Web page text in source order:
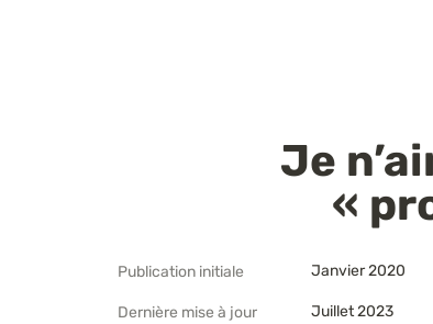
Je
«
Publication initiale Janvier 2020
Dernière mise à jour Juillet 2023